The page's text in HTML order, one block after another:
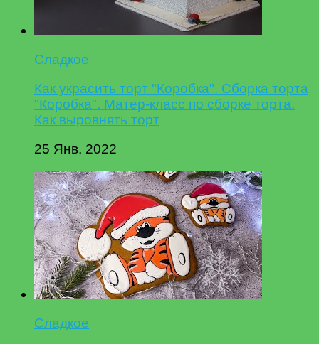
Сладкое
Как украсить торт "Коробка". Сборка торта
"Коробка". Матер-класс по сборке торта.
Как выровнять торт
25 Янв, 2022
Сладкое